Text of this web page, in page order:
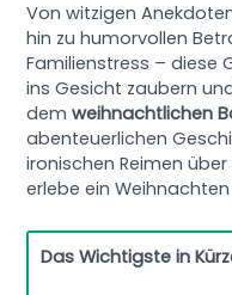
Von witzigen
hin zu humorvollen
Familienstress – diese
ins Gesicht zaubern
demweihnachtlichen
abenteuerlichen
ironischen Reimen
erlebe ein
Das Wichtigste in